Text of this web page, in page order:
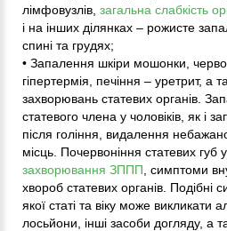
лімфовузлів, загальна слабкість
і на інших ділянках – рожисте
спині та грудях;
• Запалення шкіри мошонки,
гіпертермія, печіння – уретрит, а
захворювань статевих органів.
статевого члена у чоловіків, як і
після гоління, видалення
місць. Почервоніння статевих губ
захворювання ЗППП , симптоми
хвороб статевих органів.
якої статі та віку може викликати
лосьйони, інші засоби догляду, а